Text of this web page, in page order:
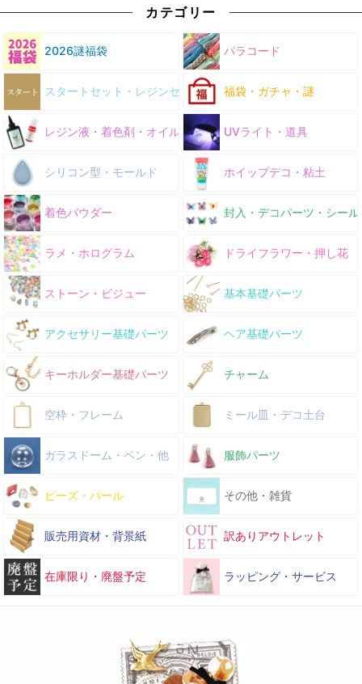
カテゴリー
2026謎福袋 パラコード
スタートセット・レジンセット 福袋・ガチャ・謎
レジン液・着色剤・オイル UVライト・道具
シリコン型・モールド ホイップデコ・粘土
着色パウダー 封入・デコパーツ・シール
ラメ・ホログラム ドライフラワー・押し花
ストーン・ビジュー 基本基礎パーツ
アクセサリー基礎パーツ ヘア基礎パーツ
キーホルダー基礎パーツ チャーム
空枠・フレーム ミール皿・デコ土台
ガラスドーム・ペン・他 服飾パーツ
ビーズ・パール その他・雑貨
販売用資材・背景紙 訳ありアウトレット
在庫限り・廃盤予定 ラッピング・サービス